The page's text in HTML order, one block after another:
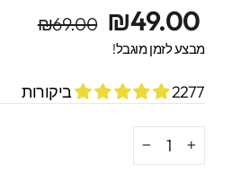
מחיר
מקורי
מחיר
מבצע
₪49.00
₪69.00
מבצע לזמן מוגבל!
2277 ביקורות
+